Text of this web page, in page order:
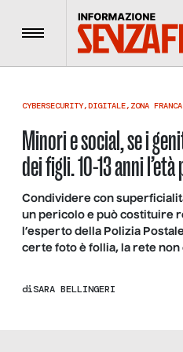
Menu
CYBERSECURITY,DIGITALE, ZONA FRANCA
Minori e social, se i
dei figli. 10-13 anni
Condividere con
un pericolo e può costituire
l’esperto della Polizia
certe foto è follia, la rete non
diSARA BELLINGERI